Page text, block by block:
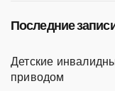
Последние
Детские
приводом